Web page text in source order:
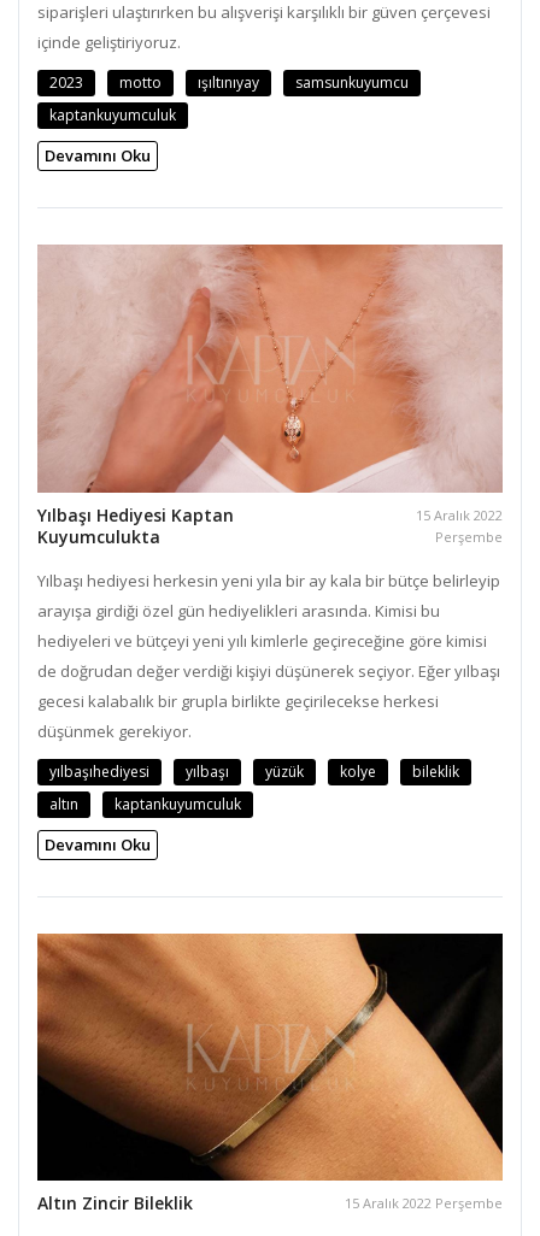
siparişleri ulaştırırken bu alışverişi karşılıklı bir güven çerçevesi
içinde geliştiriyoruz.
2023 motto ışıltınıyay
samsunkuyumcu
kaptankuyumculuk
Devamını Oku
Yılbaşı Hediyesi Kaptan
Kuyumculukta
15 Aralık 2022
Perşembe
Yılbaşı hediyesi herkesin yeni yıla bir ay kala bir bütçe belirleyip
arayışa girdiği özel gün hediyelikleri arasında. Kimisi bu
hediyeleri ve bütçeyi yeni yılı kimlerle geçireceğine göre kimisi
de doğrudan değer verdiği kişiyi düşünerek seçiyor. Eğer yılbaşı
gecesi kalabalık bir grupla birlikte geçirilecekse herkesi
düşünmek gerekiyor.
yılbaşıhediyesi yılbaşı yüzük kolye
bileklik
altın
kaptankuyumculuk
Devamını Oku
Altın Zincir Bileklik 15 Aralık 2022 Perşembe